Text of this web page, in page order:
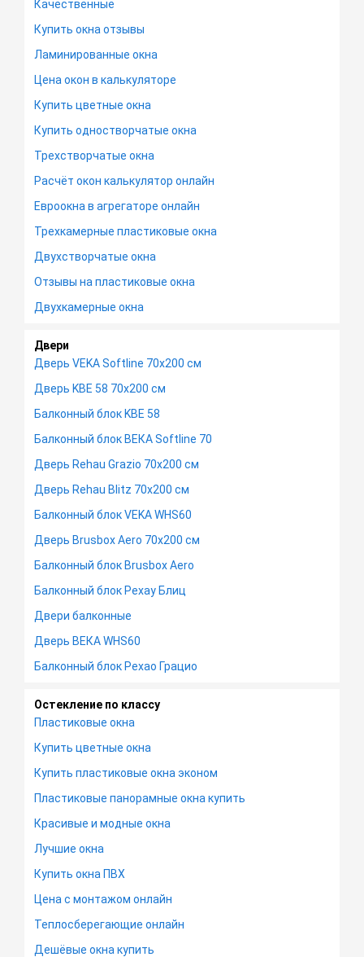
Качественные
Купить окна отзывы
Ламинированные окна
Цена окон в калькуляторе
Купить цветные окна
Купить одностворчатые окна
Трехстворчатые окна
Расчёт окон калькулятор онлайн
Евроокна в агрегаторе онлайн
Трехкамерные пластиковые окна
Двухстворчатые окна
Отзывы на пластиковые окна
Двухкамерные окна
Двери
Дверь VEKA Softline 70х200 см
Дверь KBE 58 70х200 см
Балконный блок KBE 58
Балконный блок ВЕКА Softline 70
Дверь Rehau Grazio 70х200 см
Дверь Rehau Blitz 70х200 см
Балконный блок VEKA WHS60
Дверь Brusbox Aero 70х200 см
Балконный блок Brusbox Aero
Балконный блок Рехау Блиц
Двери балконные
Дверь ВЕКА WHS60
Балконный блок Рехао Грацио
Остекление по классу
Пластиковые окна
Купить цветные окна
Купить пластиковые окна эконом
Пластиковые панорамные окна купить
Красивые и модные окна
Лучшие окна
Купить окна ПВХ
Цена с монтажом онлайн
Теплосберегающие онлайн
Дешёвые окна купить